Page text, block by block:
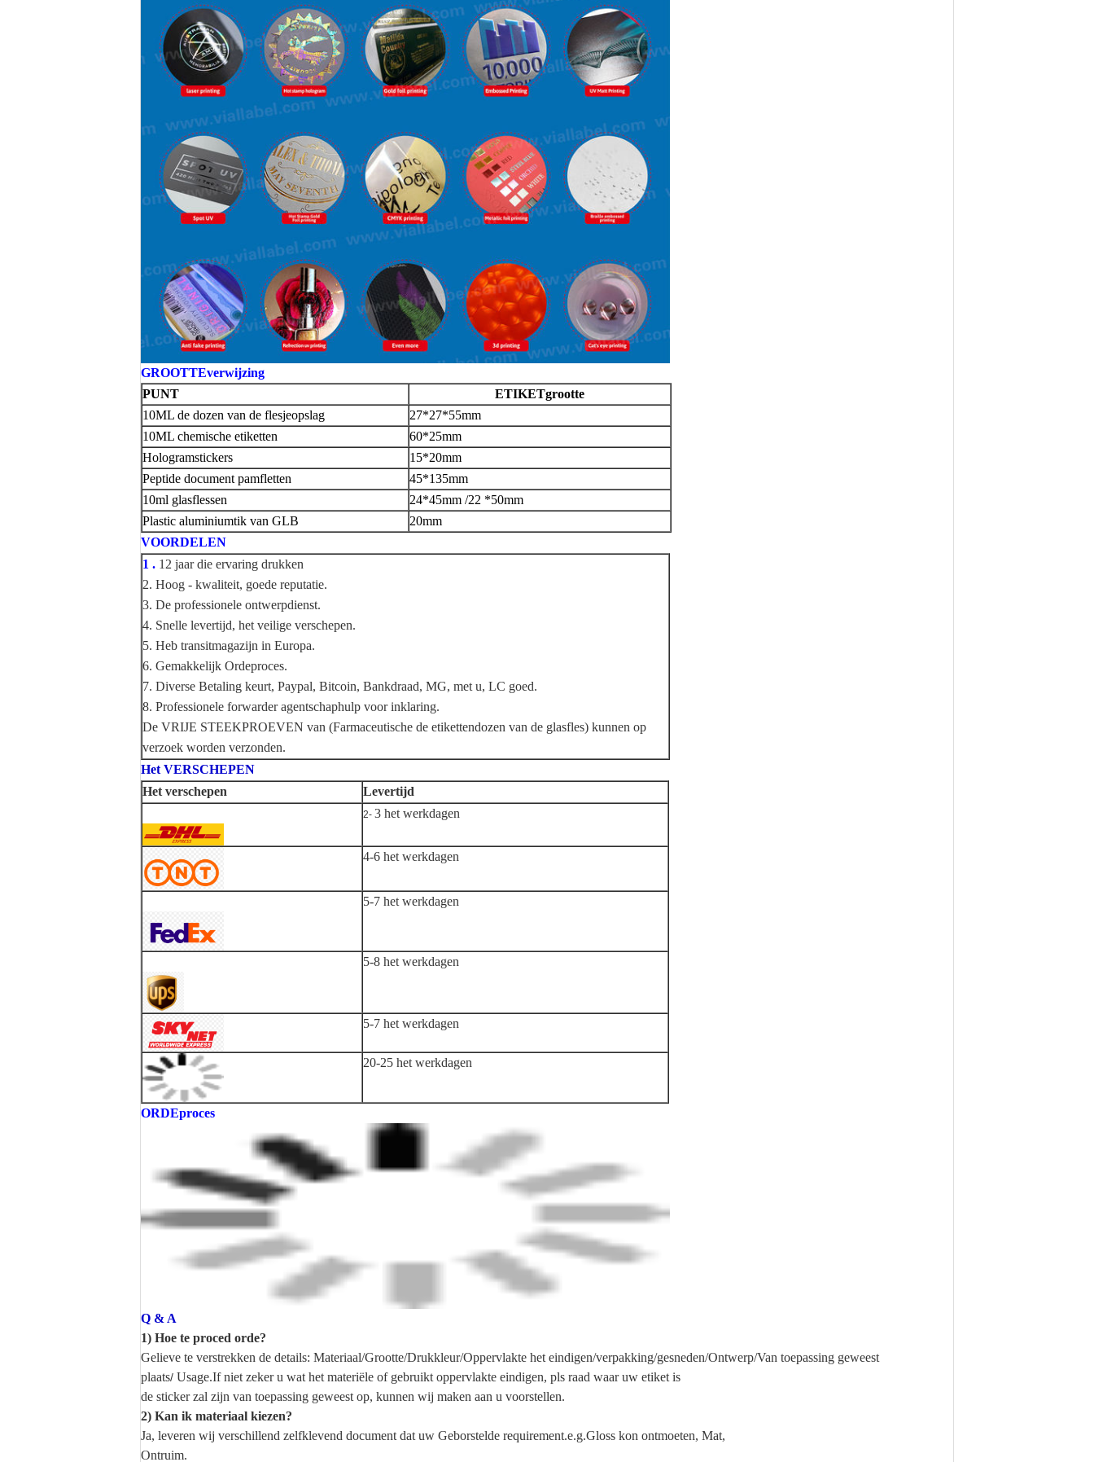
GROOTTEverwijzing
PUNT
ETIKETgrootte
10ML de dozen van de flesjeopslag
27*27*55mm
10ML chemische etiketten
60*25mm
Hologramstickers
15*20mm
Peptide document pamfletten
45*135mm
10ml glasflessen
24*45mm /22 *50mm
Plastic aluminiumtik van GLB
20mm
VOORDELEN
1 . 12 jaar die ervaring drukken
2. Hoog - kwaliteit, goede reputatie.
3. De professionele ontwerpdienst.
4. Snelle levertijd, het veilige verschepen.
5. Heb transitmagazijn in Europa.
6. Gemakkelijk Ordeproces.
7. Diverse Betaling keurt, Paypal, Bitcoin, Bankdraad, MG, met u, LC goed.
8. Professionele forwarder agentschaphulp voor inklaring.
De VRIJE STEEKPROEVEN van (Farmaceutische de etikettendozen van de glasfles) kunnen op
verzoek worden verzonden.
Het VERSCHEPEN
Het verschepen
Levertijd
2- 3 het werkdagen
4-6 het werkdagen
5-7 het werkdagen
5-8 het werkdagen
5-7 het werkdagen
20-25 het werkdagen
ORDEproces
Q & A
1) Hoe te proced orde?
Gelieve te verstrekken de details: Materiaal/Grootte/Drukkleur/Oppervlakte het eindigen/verpakking/gesneden/Ontwerp/Van toepassing geweest
plaats/ Usage.If niet zeker u wat het materiële of gebruikt oppervlakte eindigen, pls raad waar uw etiket is
de sticker zal zijn van toepassing geweest op, kunnen wij maken aan u voorstellen.
2) Kan ik materiaal kiezen?
Ja, leveren wij verschillend zelfklevend document dat uw Geborstelde requirement.e.g.Gloss kon ontmoeten, Mat,
Ontruim.